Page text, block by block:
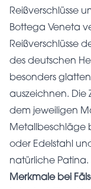
Reißverschlüsse
Bottega Veneta
Reißverschlüsse
des deutschen
besonders
auszeichnen. Die
dem jeweiligen
Metallbeschläge
oder Edelstahl
natürliche Patina.
Merkmale bei